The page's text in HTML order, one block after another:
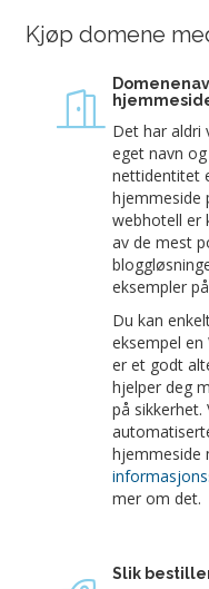
Kjøp domene
Det har aldri
eget navn
nettidentitet
hjemmeside
webhotell er
av de mest
eksempler
Du kan
eksempel en
er et godt
hjelper deg
på sikkerhet.
hjemmeside
mer om det.
Slik